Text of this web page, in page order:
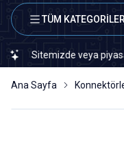
TÜM KATEGORİLER
veya piyasada
Ana Sayfa